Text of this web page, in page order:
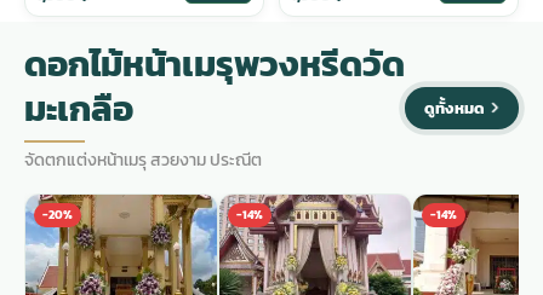
ดอกไม้หน้าเมรุพวงหรีดวัด
มะเกลือ
จัดตกแต่งหน้าเมรุ สวยงาม ประณีต
ดูทั้งหมด
-20% -14% -14%